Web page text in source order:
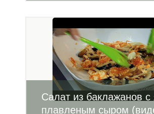
Салат из баклажанов
плавленым сыром